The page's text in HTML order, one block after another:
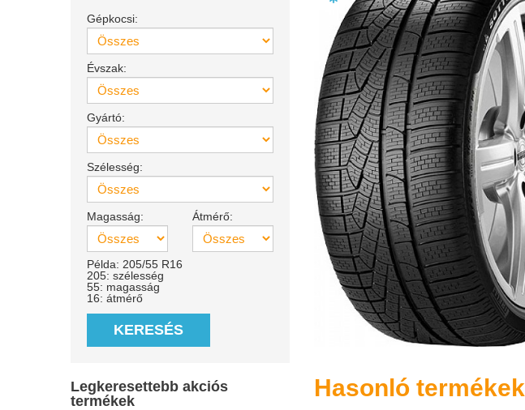
Gépkocsi:
Évszak:
Gyártó:
Szélesség:
Magasság: Átmérő:
Példa: 205/55 R16
205: szélesség
55: magasság
16: átmérő
KERESÉS
Legkeresettebb akciós
termékek
Hasonló termékek